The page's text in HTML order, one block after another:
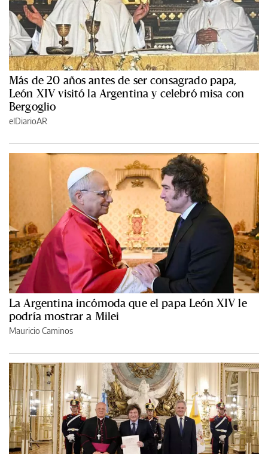
Más de 20 años antes de ser consagrado papa,
León XIV visitó la Argentina y celebró misa con
Bergoglio
elDiarioAR
La Argentina incómoda que el papa León XIV le
podría mostrar a Milei
Mauricio Caminos